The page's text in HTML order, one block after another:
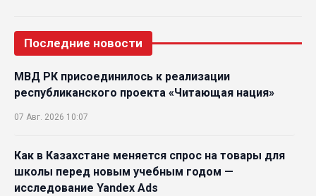
Последние новости
МВД РК присоединилось к реализации
республиканского проекта «Читающая нация»
07 Авг. 2026 10:07
Как в Казахстане меняется спрос на товары для
школы перед новым учебным годом —
исследование Yandex Ads